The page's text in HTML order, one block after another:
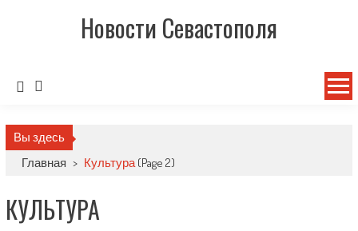
Новости Севастополя
Вы здесь
Главная > Культура(Page 2)
КУЛЬТУРА